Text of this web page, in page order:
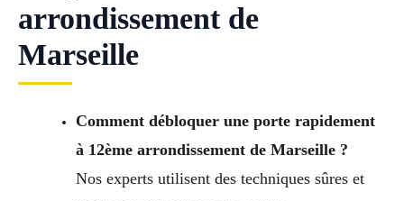
arrondissement de
Marseille
Comment débloquer une porte rapidement
à 12ème arrondissement de Marseille ?
Nos experts utilisent des techniques sûres et